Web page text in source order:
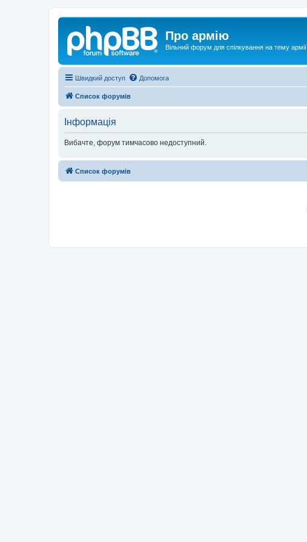
Про армію
Вільний форум для спілкування на тему армії
Швидкий доступ Допомога
Список форумів
Інформація
Вибачте, форум тимчасово недоступний.
Список форумів